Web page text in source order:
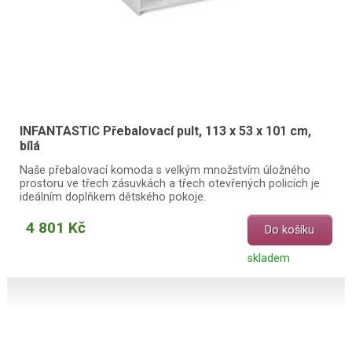
INFANTASTIC Přebalovací pult, 113 x 53 x 101 cm,
bílá
Naše přebalovací komoda s velkým množstvím úložného
prostoru ve třech zásuvkách a třech otevřených policích je
ideálním doplňkem dětského pokoje.
4 801 Kč Do košíku
skladem